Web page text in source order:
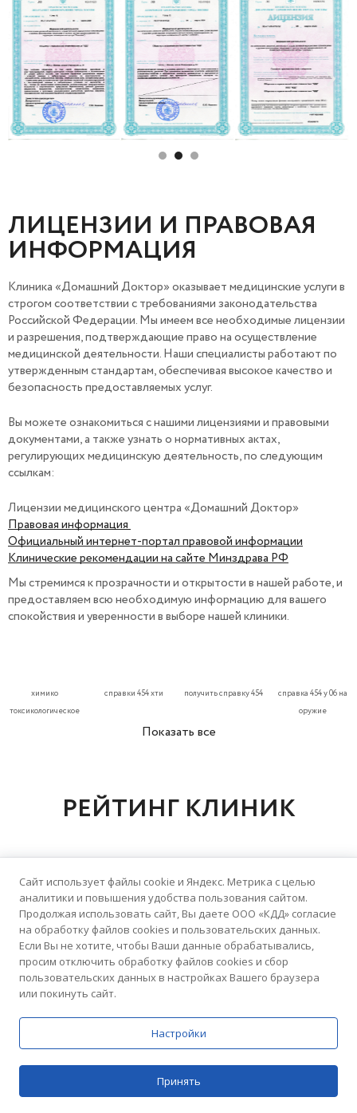
ЛИЦЕНЗИИ И ПРАВОВАЯ
ИНФОРМАЦИЯ
Клиника «Домашний Доктор» оказывает медицинские услуги в
строгом соответствии с требованиями законодательства
Российской Федерации. Мы имеем все необходимые лицензии
и разрешения, подтверждающие право на осуществление
медицинской деятельности. Наши специалисты работают по
утвержденным стандартам, обеспечивая высокое качество и
безопасность предоставляемых услуг.
Вы можете ознакомиться с нашими лицензиями и правовыми
документами, а также узнать о нормативных актах,
регулирующих медицинскую деятельность, по следующим
ссылкам:
Лицензии медицинского центра «Домашний Доктор»
Правовая информация
Официальный интернет-портал правовой информации
Клинические рекомендации на сайте Минздрава РФ
Мы стремимся к прозрачности и открытости в нашей работе, и
предоставляем всю необходимую информацию для вашего
спокойствия и уверенности в выборе нашей клиники.
химико
токсикологическое
справки 454 хти получить справку 454
справка 454 у 06 на
оружие
Показать все
Цены Поиск
РЕЙТИНГ КЛИНИК
Домашний Доктор
Медицинский центр
5.0
76 отзывов
5.0
Сайт использует файлы cookie и Яндекс. Метрика с целью
аналитики и повышения удобства пользования сайтом.
Продолжая использовать сайт, Вы даете ООО «КДД» согласие
на обработку файлов cookies и пользовательских данных.
Если Вы не хотите, чтобы Ваши данные обрабатывались,
просим отключить обработку файлов cookies и сбор
пользовательских данных в настройках Вашего браузера
или покинуть сайт.
Настройки
Принять